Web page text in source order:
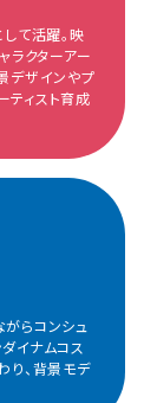
て活躍。映
ラクターアー
デザインやプ
ティスト育成
らコンシュ
イナムコス
り、背景モデ